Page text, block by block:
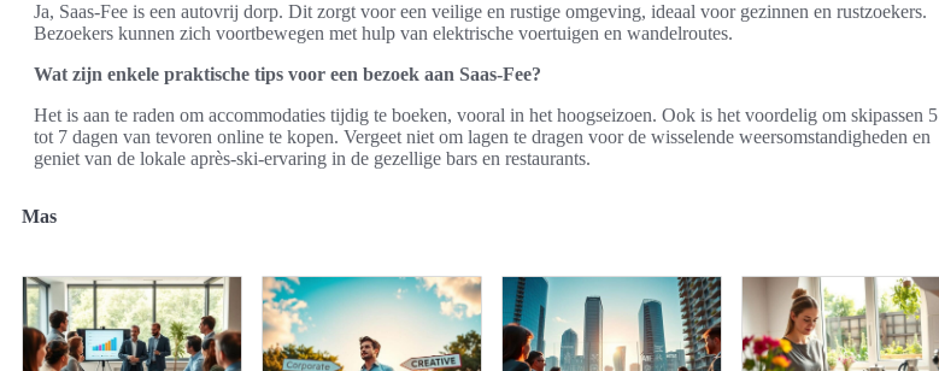
Ja, Saas-Fee is een autovrij dorp. Dit zorgt voor een veilige en rustige omgeving, ideaal voor gezinnen en rustzoekers.
Bezoekers kunnen zich voortbewegen met hulp van elektrische voertuigen en wandelroutes.
Wat zijn enkele praktische tips voor een bezoek aan Saas-Fee?
Het is aan te raden om accommodaties tijdig te boeken, vooral in het hoogseizoen. Ook is het voordelig om skipassen 5
tot 7 dagen van tevoren online te kopen. Vergeet niet om lagen te dragen voor de wisselende weersomstandigheden en
geniet van de lokale après-ski-ervaring in de gezellige bars en restaurants.
Mas